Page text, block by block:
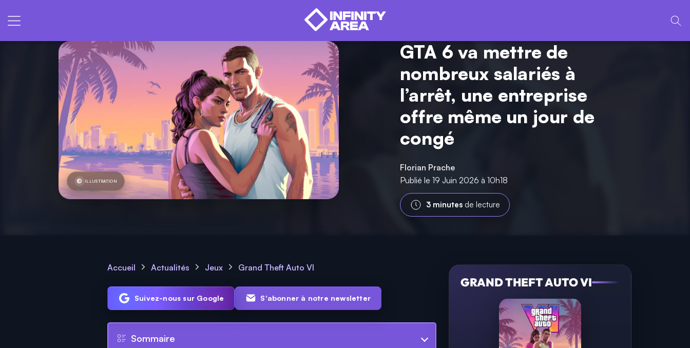
ILLUSTRATION
GTA 6 va mettre de
nombreux salariés à
l’arrêt, une entreprise
offre même un jour de
congé
Florian Prache
Publié le 19 Juin 2026 à 10h18
3 minutes de lecture
Accueil Actualités Jeux Grand Theft Auto VI
Suivez-nous sur Google S'abonner à notre newsletter
Sommaire
GRAND THEFT AUTO VI